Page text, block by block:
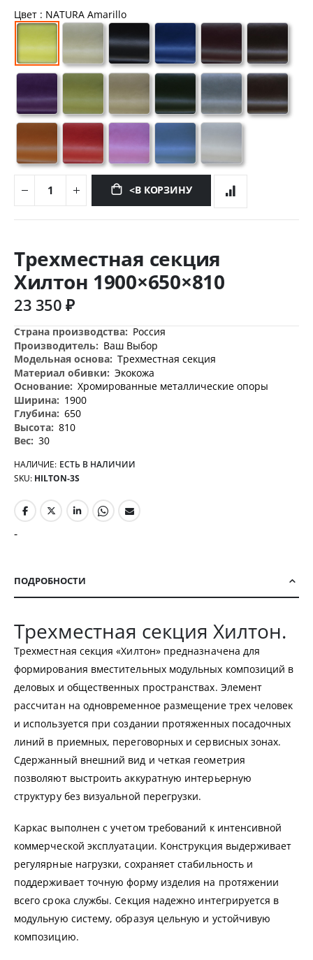
Цвет : NATURA Amarillo
<В КОРЗИНУ
к
началу
галереи
изображений
Трехместная секция
Хилтон 1900×650×810
23 350 ₽
Дополнительная
информация
Россия
Ваш Выбор
Трехместная секция
Экокожа
Хромированные металлические опоры
1900
650
810
30
НАЛИЧИЕ: ЕСТЬ В НАЛИЧИИ
SKU HILTON-3S
-
ПОДРОБНОСТИ
Трехместная секция Хилтон.
Трехместная секция «Хилтон» предназначена для
формирования вместительных модульных композиций в
деловых и общественных пространствах. Элемент
рассчитан на одновременное размещение трех человек
и используется при создании протяженных посадочных
линий в приемных, переговорных и сервисных зонах.
Сдержанный внешний вид и четкая геометрия
позволяют выстроить аккуратную интерьерную
структуру без визуальной перегрузки.
Каркас выполнен с учетом требований к интенсивной
коммерческой эксплуатации. Конструкция выдерживает
регулярные нагрузки, сохраняет стабильность и
поддерживает точную форму изделия на протяжении
всего срока службы. Секция надежно интегрируется в
модульную систему, образуя цельную и устойчивую
композицию.